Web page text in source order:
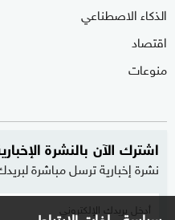
الذكاء الاصطناعي
اقتصاد
منوعات
اشترك الآن بالنشرة
نشرة إخبارية ترسل مباشرة